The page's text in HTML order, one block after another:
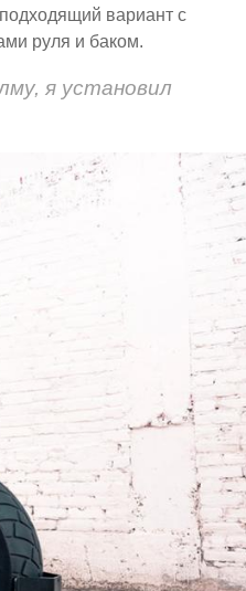
вариант с
руля и баком.
я установил